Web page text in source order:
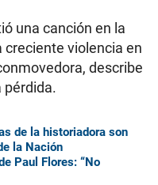
una canción en la
creciente violencia en
describe
pérdida.
de la historiadora son
la Nación
Paul Flores: “No